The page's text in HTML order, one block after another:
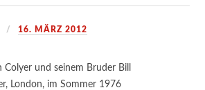
16. MÄRZ 2012
Colyer und seinem Bruder Bill
London, im Sommer 1976